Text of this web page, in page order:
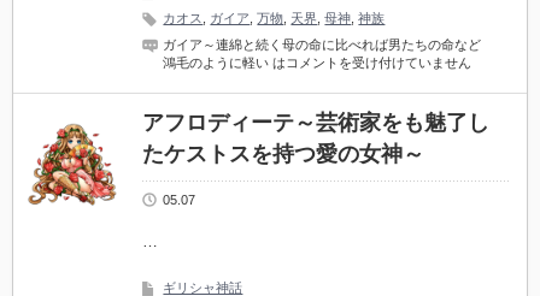
カオス
ガイア ,万物 天界 ,母神 ,神族
ガイア～連綿と続く母の命に比べれば男たちの命など
鴻毛のように軽い は コメントを受け付けていません
アフロディーテ～芸術家をも魅了し
たケストスを持つ愛の女神～
05.07
…
ギリシャ神話